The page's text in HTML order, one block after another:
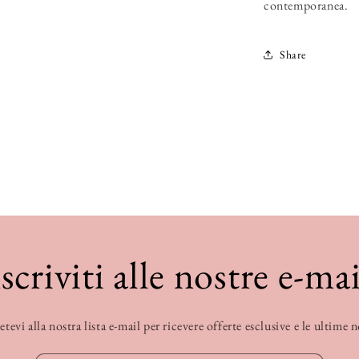
contemporanea.
Share
alle nostre e-
alla nostra lista e-mail per ricevere offerte esclusive e le ultime